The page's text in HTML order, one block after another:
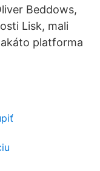
Beddows,
Lisk, mali
platforma